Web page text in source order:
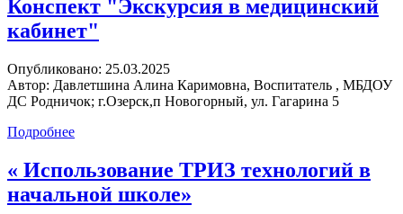
Конспект "Экскурсия в медицинский
кабинет"
Опубликовано: 25.03.2025
Автор: Давлетшина Алина Каримовна, Воспитатель , МБДОУ
ДС Родничок; г.Озерск,п Новогорный, ул. Гагарина 5
Подробнее
« Использование ТРИЗ технологий в
начальной школе»